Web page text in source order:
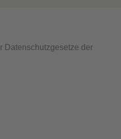
Datenschutzgesetze der